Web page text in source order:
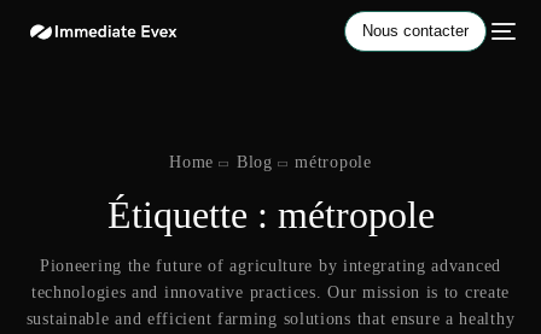
Nous contacter
Home Blog métropole
Étiquette : métropole
Pioneering the future of agriculture by integrating advanced
technologies and innovative practices. Our mission is to create
sustainable and efficient farming solutions that ensure a healthy